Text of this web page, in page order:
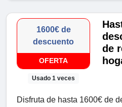
1600€ de
descuento
OFERTA
Usado 1 veces
de
Disfruta de hasta 1600€ de